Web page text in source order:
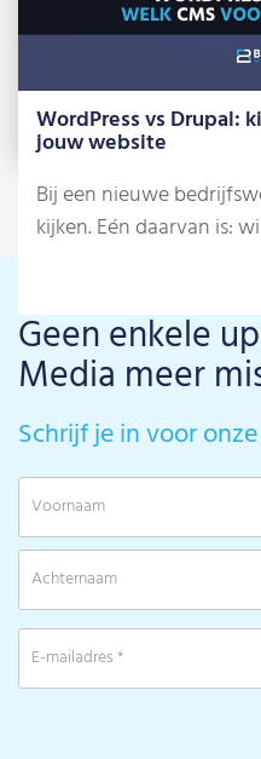
WordPress vs Drupal:
jouw website
Bij een nieuwe
kijken. Eén daarvan is:
Geen enkele
Media meer
Schrijf je in voor